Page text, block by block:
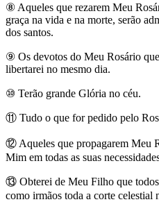
⑧ Aqueles que rezarem Meu
graça na vida e na morte, serão
dos santos.
⑨ Os devotos do Meu Rosário
libertarei no mesmo dia.
⑩ Terão grande Glória no céu.
⑪ Tudo o que for pedido pelo
⑫ Aqueles que propagarem Meu
Mim em todas as suas
⑬ Obterei de Meu Filho que
como irmãos toda a corte celestial